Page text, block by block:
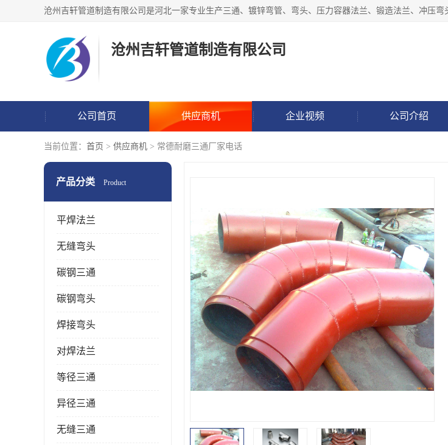
沧州吉轩管道制造有限公司
公司首页 供应商机 企业视频 公司介绍
当前位置： 首页 > 供应商机 > 常德耐磨三通厂家电话
产品分类 Product
平焊法兰
无缝弯头
碳钢三通
碳钢弯头
焊接弯头
对焊法兰
等径三通
异径三通
无缝三通